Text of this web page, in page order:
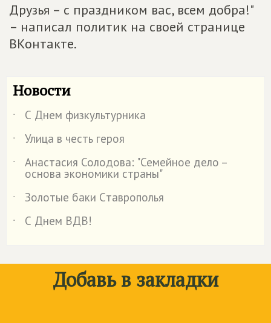
Друзья – с праздником вас, всем добра!"
– написал политик на своей странице
ВКонтакте.
Новости
˙
С Днем физкультурника
˙
Улица в честь героя
˙
Анастасия Солодова: "Семейное дело –
основа экономики страны"
˙
Золотые баки Cтаврополья
˙
С Днем ВДВ!
Добавь в закладки